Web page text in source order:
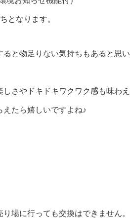
となります。
と物足りない気持ちもあると思い
さやドキドキワクワク感も味わえ
えたら嬉しいですよね♪
場に行っても交換はできません。